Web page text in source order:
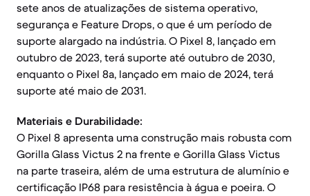
sete anos de atualizações de sistema operativo,
segurança e Feature Drops, o que é um período de
suporte alargado na indústria. O Pixel 8, lançado em
outubro de 2023, terá suporte até outubro de 2030,
enquanto o Pixel 8a, lançado em maio de 2024, terá
suporte até maio de 2031.
Materiais e Durabilidade:
O Pixel 8 apresenta uma construção mais robusta com
Gorilla Glass Victus 2 na frente e Gorilla Glass Victus
na parte traseira, além de uma estrutura de alumínio e
certificação IP68 para resistência à água e poeira. O